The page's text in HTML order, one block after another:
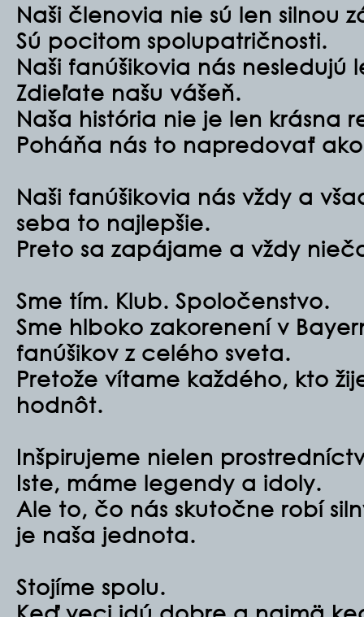
Naši členovia nie sú len silnou
Sú pocitom spolupatričnosti.
Naši fanúšikovia nás nesledujú
Zdieľate našu vášeň.
Naša história nie je len krásna
Poháňa nás to napredovať
Naši fanúšikovia nás vždy a
seba to najlepšie.
Preto sa zapájame a vždy
Sme tím. Klub. Spoločenstvo.
Sme hlboko zakorenení v
fanúšikov z celého sveta.
Pretože vítame každého, kto
hodnôt.
Inšpirujeme nielen
Iste, máme legendy a idoly.
Ale to, čo nás skutočne robí
je naša jednota.
Stojíme spolu.